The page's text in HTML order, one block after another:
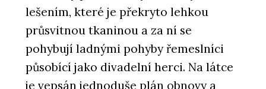
lešením, které je překryto lehkou
průsvitnou tkaninou a za ní se
pohybují ladnými pohyby řemeslníci
působící jako divadelní herci. Na látce
je vepsán jednoduše plán obnovy a